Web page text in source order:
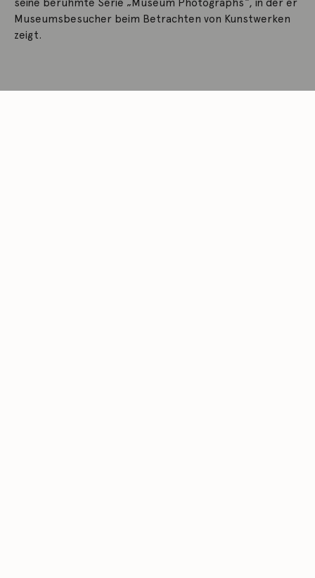
Museumsbesucher beim Betrachten von Kunstwerken
zeigt.